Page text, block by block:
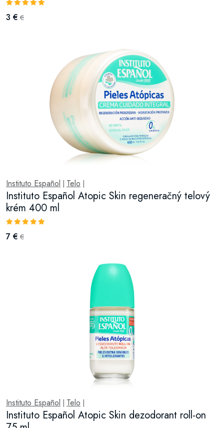
3 € €
Instituto Español Telo
Instituto Español Atopic Skin regeneračný telový
krém 400 ml
7 € €
Instituto Español Telo
Instituto Español Atopic Skin dezodorant roll-on